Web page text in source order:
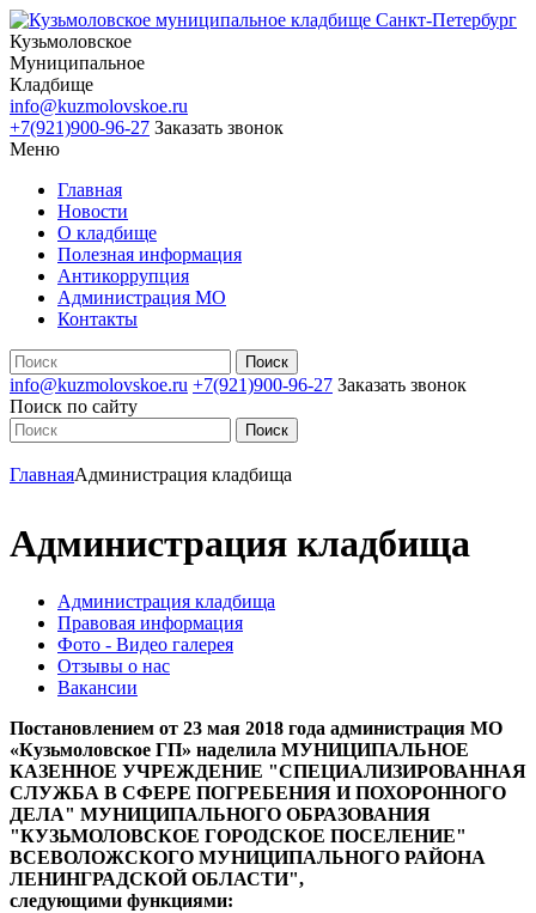
Кузьмоловское
Муниципальное
Кладбище
info@kuzmolovskoe.ru
+7(921)900-96-27 Заказать звонок
Меню
Главная
Новости
О кладбище
Полезная информация
Антикоррупция
Администрация МО
Контакты
info@kuzmolovskoe.ru +7(921)900-96-27 Заказать звонок
Поиск по сайту
ГлавнаяАдминистрация кладбища
Администрация кладбища
Администрация кладбища
Правовая информация
Фото - Видео галерея
Отзывы о нас
Вакансии
Постановлением от 23 мая 2018 года администрация МО
«Кузьмоловское ГП» наделила МУНИЦИПАЛЬНОЕ
КАЗЕННОЕ УЧРЕЖДЕНИЕ "СПЕЦИАЛИЗИРОВАННАЯ
СЛУЖБА В СФЕРЕ ПОГРЕБЕНИЯ И ПОХОРОННОГО
ДЕЛА" МУНИЦИПАЛЬНОГО ОБРАЗОВАНИЯ
"КУЗЬМОЛОВСКОЕ ГОРОДСКОЕ ПОСЕЛЕНИЕ"
ВСЕВОЛОЖСКОГО МУНИЦИПАЛЬНОГО РАЙОНА
ЛЕНИНГРАДСКОЙ ОБЛАСТИ",
следующими функциями: